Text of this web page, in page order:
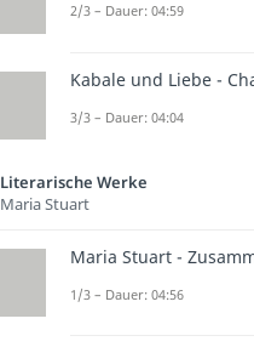
2/3 – Dauer: 04:59
Kabale und Liebe -
3/3 – Dauer: 04:04
Literarische Werke
Maria Stuart
Maria Stuart -
1/3 – Dauer: 04:56